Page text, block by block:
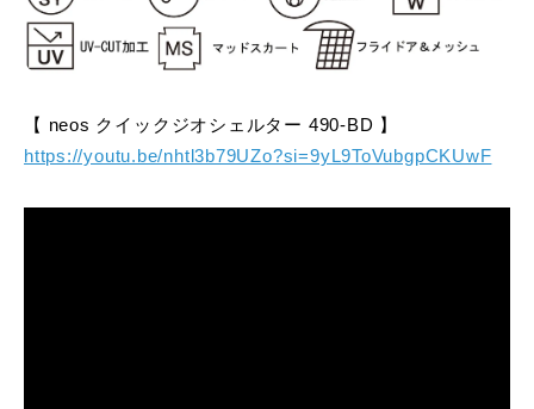
【 neos クイックジオシェルター 490-BD 】
https://youtu.be/nhtl3b79UZo?si=9yL9ToVubgpCKUwF